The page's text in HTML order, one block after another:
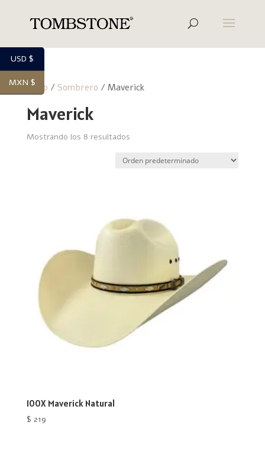
Inicio / Sombrero / Maverick
Maverick
Mostrando los 8 resultados
100X Maverick Natural
$ 219
USD $
MXN $